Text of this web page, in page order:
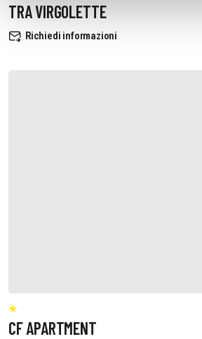
TRA VIRGOLETTE
Richiedi informazioni
CF APARTMENT